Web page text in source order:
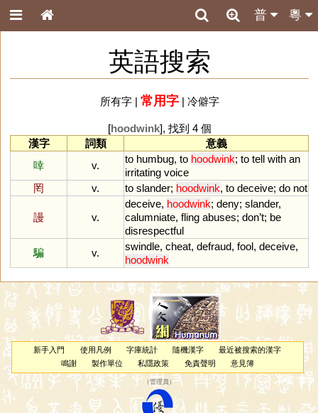
粵
普
英語搜索
所有字| 常用字| 冷僻字
[hoodwink], 找到 4 個
漢字
詞類
意義
啈
v.
to humbug, to hoodwink; to tell with an
irritating voice
罔
v. to slander; hoodwink, to deceive; do not
謾 v.
deceive, hoodwink; deny; slander,
calumniate, fling abuses; don’t; be
disrespectful
騙
v.
swindle, cheat, defraud, fool, deceive,
hoodwink
新手入門 使用凡例 字庫統計 隨機漢字
最近被搜索的漢字
鳴謝
製作單位 私隱政策 免責聲明 意見簿
（管理員 ）